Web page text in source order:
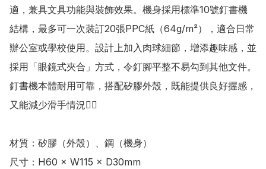
適，兼具文具功能與裝飾效果。機身採用標準10號釘書機
結構，最多可一次裝訂20張PPC紙（64g/m²），適合日常
辦公室或學校使用。設計上加入肉球細節，增添趣味感，並
採用「眼鏡式夾合」方式，令釘腳平整不易勾到其他文件。
釘書機本體耐用可靠，搭配矽膠外殼，既能提供良好握感，
又能減少滑手情況👍🏻
材質：矽膠（外殼）、鋼（機身）
尺寸：H60 × W115 × D30mm